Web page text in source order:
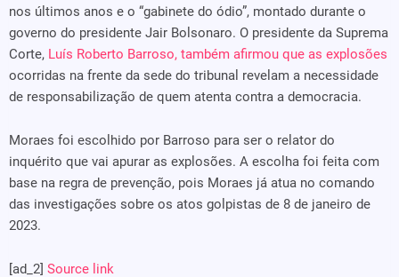
nos últimos anos e o “gabinete do ódio”, montado durante o
governo do presidente Jair Bolsonaro. O presidente da Suprema
Corte, Luís Roberto Barroso, também afirmou que as explosões
ocorridas na frente da sede do tribunal revelam a necessidade
de responsabilização de quem atenta contra a democracia.
Moraes foi escolhido por Barroso para ser o relator do
inquérito que vai apurar as explosões. A escolha foi feita com
base na regra de prevenção, pois Moraes já atua no comando
das investigações sobre os atos golpistas de 8 de janeiro de
2023.
[ad_2] Source link